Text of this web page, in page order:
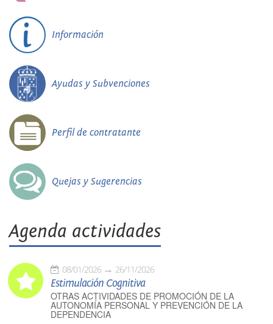
Información
Ayudas y Subvenciones
Perfil de contratante
Quejas y Sugerencias
Agenda actividades
08/01/2026 26/11/2026
Estimulación Cognitiva
OTRAS ACTIVIDADES DE PROMOCIÓN DE LA
AUTONOMÍA PERSONAL Y PREVENCIÓN DE LA
DEPENDENCIA